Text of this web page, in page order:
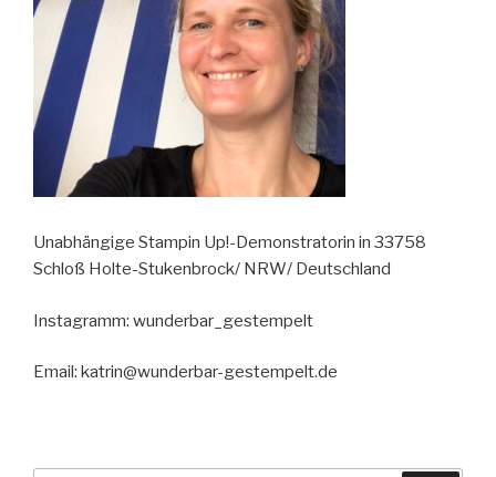
Unabhängige Stampin Up!-Demonstratorin in 33758
Schloß Holte-Stukenbrock/ NRW/ Deutschland
Instagramm: wunderbar_gestempelt
Email: katrin@wunderbar-gestempelt.de